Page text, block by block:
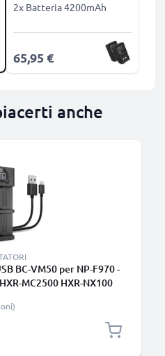
2x Batteria 4200mAh
65,95 €
anche
BC-VM50 per NP-F970 -
MC2500 HXR-NX100
duale